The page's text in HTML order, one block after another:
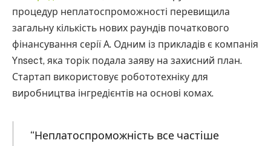
процедур неплатоспроможності перевищила
загальну кількість нових раундів початкового
фінансування серії А. Одним із прикладів є компанія
Ynsect, яка торік подала заяву на захисний план.
Стартап використовує робототехніку для
виробництва інгредієнтів на основі комах.
“Неплатоспроможність все частіше